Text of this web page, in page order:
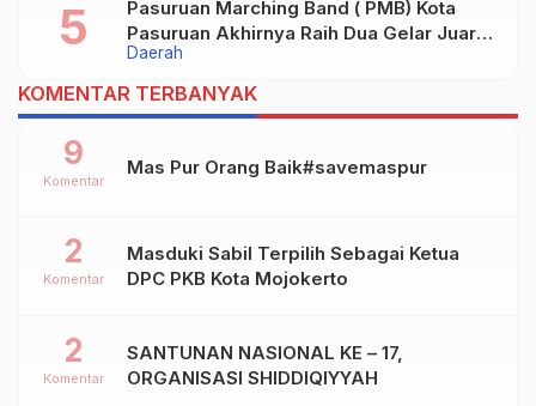
Daerah
Pasuruan Marching Band ( PMB) Kota
Pasuruan Akhirnya Raih Dua Gelar Juara
Dalam Kejurprov Jatim 2024
KOMENTAR TERBANYAK
Mas Pur Orang Baik#savemaspur
9
Komentar
Masduki Sabil Terpilih Sebagai Ketua
DPC PKB Kota Mojokerto
2
Komentar
SANTUNAN NASIONAL KE – 17,
ORGANISASI SHIDDIQIYYAH
2
Komentar